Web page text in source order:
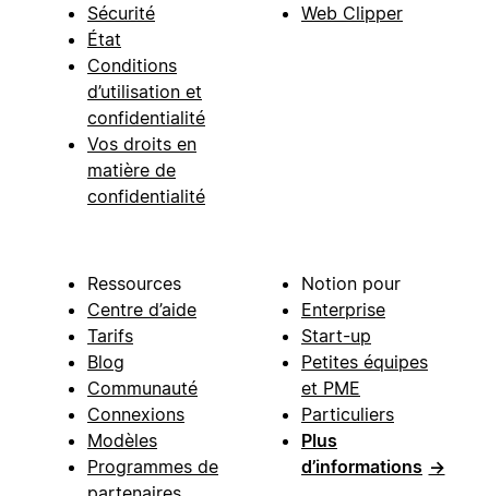
Sécurité
État
Conditions
d’utilisation et
confidentialité
Vos droits en
matière de
confidentialité
Web Clipper
Ressources
Centre d’aide
Tarifs
Blog
Communauté
Connexions
Modèles
Programmes de
Notion pour
Enterprise
Start-up
Petites équipes
et PME
Particuliers
Plus
d’informations →